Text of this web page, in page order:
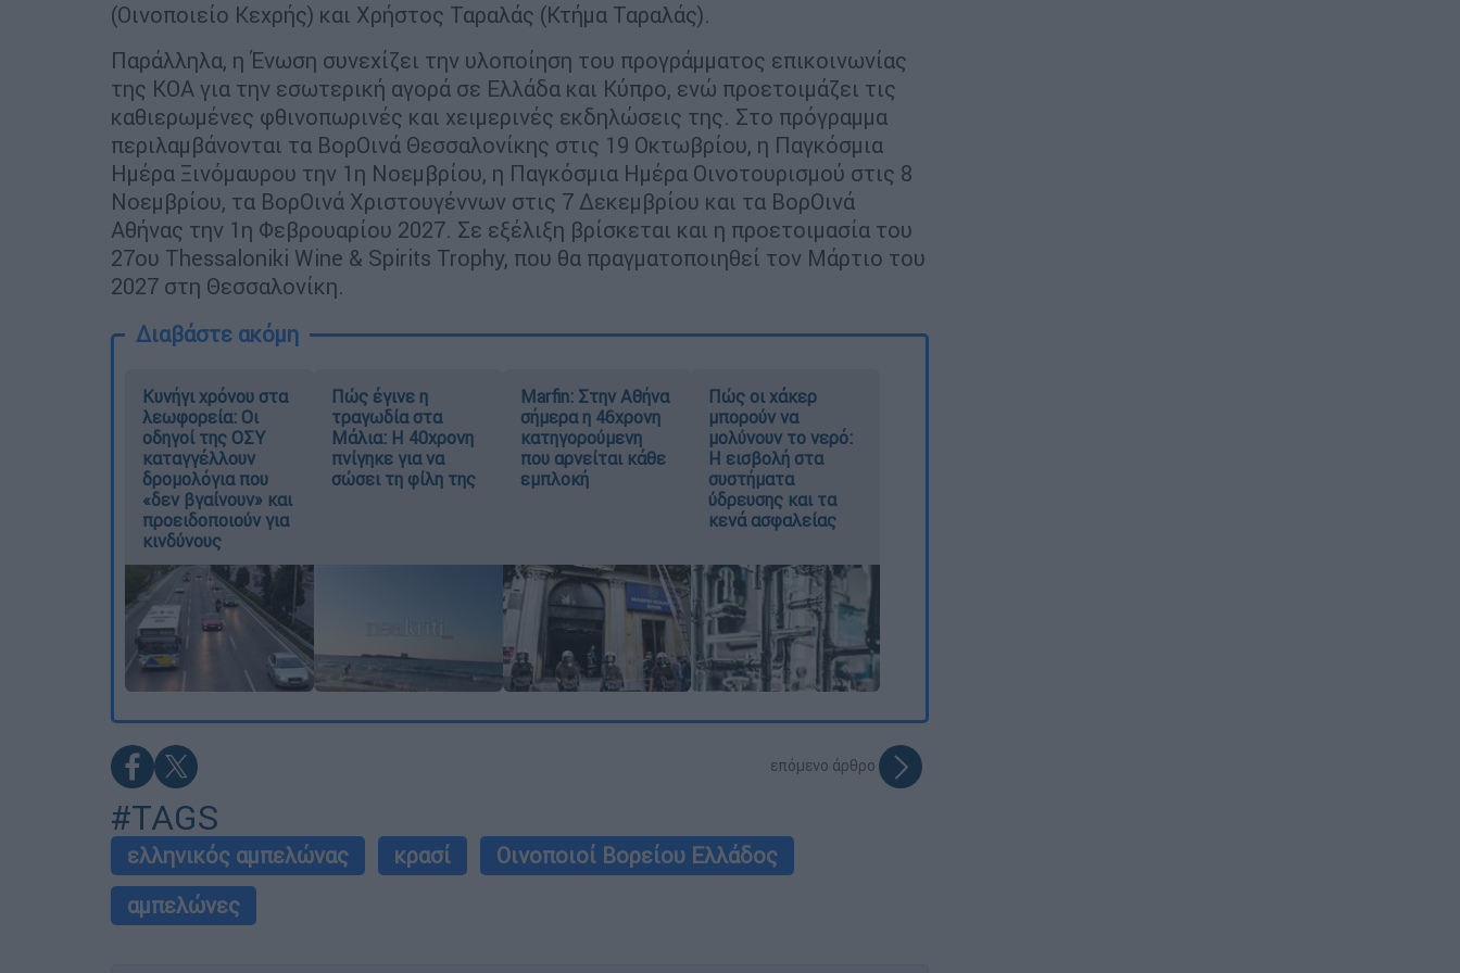
(Οινοποιείο Κεχρής) και Χρήστος Ταραλάς (Κτήμα Ταραλάς).
Παράλληλα, η Ένωση συνεχίζει την υλοποίηση του προγράμματος επικοινωνίας
της ΚΟΑ για την εσωτερική αγορά σε Ελλάδα και Κύπρο, ενώ προετοιμάζει τις
καθιερωμένες φθινοπωρινές και χειμερινές εκδηλώσεις της. Στο πρόγραμμα
περιλαμβάνονται τα ΒορΟινά Θεσσαλονίκης στις 19 Οκτωβρίου, η Παγκόσμια
Ημέρα Ξινόμαυρου την 1η Νοεμβρίου, η Παγκόσμια Ημέρα Οινοτουρισμού στις 8
Νοεμβρίου, τα ΒορΟινά Χριστουγέννων στις 7 Δεκεμβρίου και τα ΒορΟινά
Αθήνας την 1η Φεβρουαρίου 2027. Σε εξέλιξη βρίσκεται και η προετοιμασία του
27ου Thessaloniki Wine & Spirits Trophy, που θα πραγματοποιηθεί τον Μάρτιο του
2027 στη Θεσσαλονίκη.
Διαβάστε ακόμη
Κυνήγι χρόνου στα
λεωφορεία: Οι
οδηγοί της ΟΣΥ
καταγγέλλουν
δρομολόγια που
«δεν βγαίνουν» και
προειδοποιούν για
κινδύνους
Πώς έγινε η
τραγωδία στα
Μάλια: Η 40χρονη
πνίγηκε για να
σώσει τη φίλη της
Marfin: Στην Αθήνα
σήμερα η 46χρονη
κατηγορούμενη
που αρνείται κάθε
εμπλοκή
Πώς οι χάκερ
μπορούν να
μολύνουν το νερό:
Η εισβολή στα
συστήματα
ύδρευσης και τα
κενά ασφαλείας
επόμενο άρθρο
#TAGS
ελληνικός αμπελώνας κρασί
Οινοποιοί Βορείου Ελλάδος
αμπελώνες